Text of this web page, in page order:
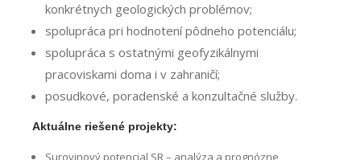
konkrétnych geologických problémov;
spolupráca pri hodnotení pôdneho potenciálu;
spolupráca s ostatnými geofyzikálnymi
pracoviskami doma i v zahraničí;
posudkové, poradenské a konzultačné služby.
Aktuálne riešené projekty:
Surovinový potencial SR – analýza a prognózne